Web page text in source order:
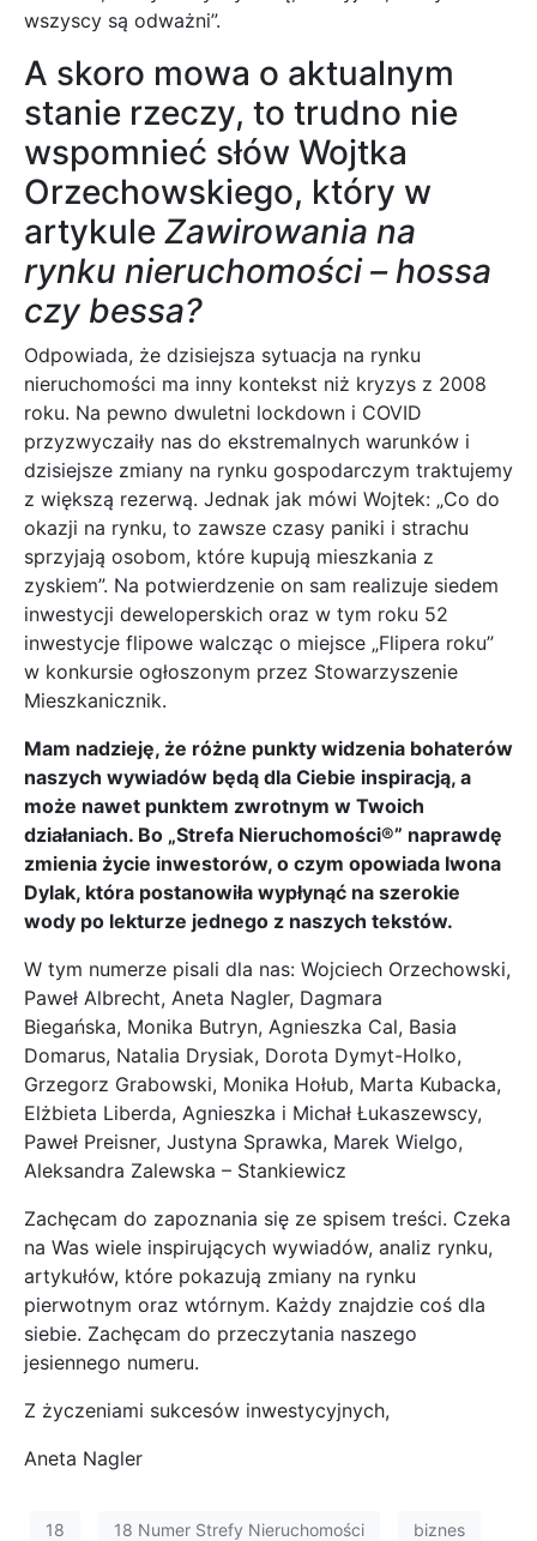
wszyscy są odważni”.
A skoro mowa o aktualnym
stanie rzeczy, to trudno nie
wspomnieć słów Wojtka
Orzechowskiego, który w
artykule Zawirowania na
rynku nieruchomości – hossa
czy bessa?
Odpowiada, że dzisiejsza sytuacja na rynku
nieruchomości ma inny kontekst niż kryzys z 2008
roku. Na pewno dwuletni lockdown i COVID
przyzwyczaiły nas do ekstremalnych warunków i
dzisiejsze zmiany na rynku gospodarczym traktujemy
z większą rezerwą. Jednak jak mówi Wojtek: „Co do
okazji na rynku, to zawsze czasy paniki i strachu
sprzyjają osobom, które kupują mieszkania z
zyskiem”. Na potwierdzenie on sam realizuje siedem
inwestycji deweloperskich oraz w tym roku 52
inwestycje flipowe walcząc o miejsce „Flipera roku”
w konkursie ogłoszonym przez Stowarzyszenie
Mieszkanicznik.
Mam nadzieję, że różne punkty widzenia bohaterów
naszych wywiadów będą dla Ciebie inspiracją, a
może nawet punktem zwrotnym w Twoich
działaniach. Bo „Strefa Nieruchomości®” naprawdę
zmienia życie inwestorów, o czym opowiada Iwona
Dylak, która postanowiła wypłynąć na szerokie
wody po lekturze jednego z naszych tekstów.
W tym numerze pisali dla nas: Wojciech Orzechowski,
Paweł Albrecht, Aneta Nagler, Dagmara
Biegańska, Monika Butryn, Agnieszka Cal, Basia
Domarus, Natalia Drysiak, Dorota Dymyt-Holko,
Grzegorz Grabowski, Monika Hołub, Marta Kubacka,
Elżbieta Liberda, Agnieszka i Michał Łukaszewscy,
Paweł Preisner, Justyna Sprawka, Marek Wielgo,
Aleksandra Zalewska – Stankiewicz
Zachęcam do zapoznania się ze spisem treści. Czeka
na Was wiele inspirujących wywiadów, analiz rynku,
artykułów, które pokazują zmiany na rynku
pierwotnym oraz wtórnym. Każdy znajdzie coś dla
siebie. Zachęcam do przeczytania naszego
jesiennego numeru.
Z życzeniami sukcesów inwestycyjnych,
Aneta Nagler
18 18 Numer Strefy Nieruchomości biznes